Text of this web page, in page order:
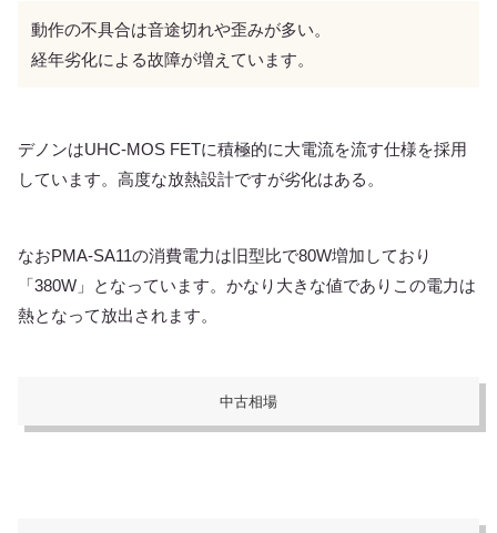
動作の不具合は音途切れや歪みが多い。
経年劣化による故障が増えています。
デノンはUHC-MOS FETに積極的に大電流を流す仕様を採用
しています。高度な放熱設計ですが劣化はある。
なおPMA-SA11の消費電力は旧型比で80W増加しており
「380W」となっています。かなり大きな値でありこの電力は
熱となって放出されます。
中古相場